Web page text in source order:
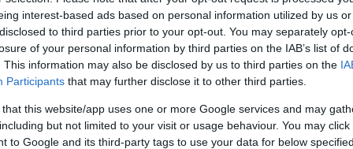
interest-based ads based on personal information utilized by us
to third parties prior to your opt-out. You may separately
of your personal information by third parties on the IAB’s list of
This information may also be disclosed by us to third parties on the
Participants that may further disclose it to other third parties.
that this website/app uses one or more Google services and may
but not limited to your visit or usage behaviour. You may
to Google and its third-party tags to use your data for below
la tercera generación de la gama Infiniti M todavía calentita
presentó la nueva imagen en diciembre), y la introducción, por
vez en los 20 años de historia de la casa de lujo de
de un propulsor…
de Ginebra 2010: Infiniti M y
Hybrid